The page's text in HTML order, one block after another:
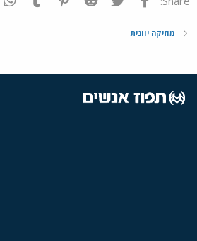
מוזיקה יוונית